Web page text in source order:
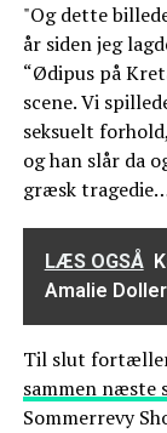
"Og dette
år siden jeg
“Ødipus på
scene. Vi
seksuelt
og han slår da
græsk
LÆS OGSÅ
Amalie
Til slut fortæller
sammen næste
Sommerrevy